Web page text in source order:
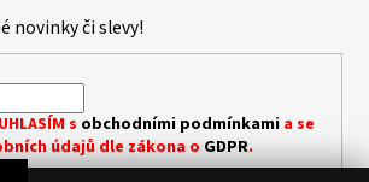
A
C
P
R
V
novinky či slevy!
s obchodními podmínkamia se
údajů dle zákona o GDPR.